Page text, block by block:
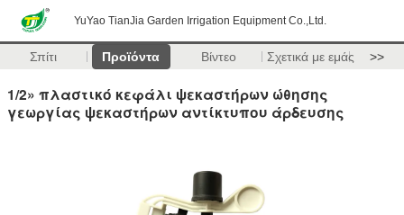
YuYao TianJia Garden Irrigation Equipment Co.,Ltd.
Σπίτι Προϊόντα Βίντεο Σχετικά με εμάς >>
1/2» πλαστικό κεφάλι ψεκαστήρων ώθησης
γεωργίας ψεκαστήρων αντίκτυπου άρδευσης